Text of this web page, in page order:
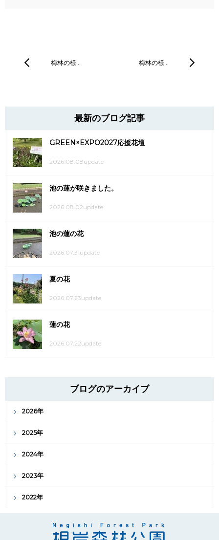
梅林の様… 梅林の様…
最新のブログ記事
GREEN×EXPO2027応援花壇
2026.08.08update
池の蓮が咲きました。
2026.08.02update
池の蓮の花
2026.07.31update
夏の花
2026.07.23update
蓮の花
2026.07.22update
ブログのアーカイブ
2026年
2025年
2024年
2023年
2022年